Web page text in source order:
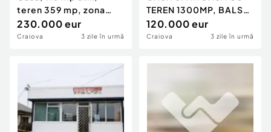
teren 359 mp, zona
Brestei/Râului
230.000 eur
Craiova 3 zile în urmă
TEREN 1300MP, BALS
OLT
120.000 eur
Craiova 3 zile în urmă